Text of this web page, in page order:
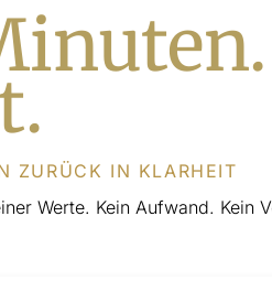
ZURÜCK IN KLARHEIT
Werte. Kein Aufwand. Kein